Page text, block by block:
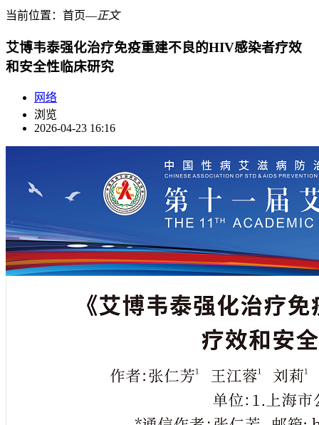
当前位置： 首页―正文
艾博韦泰强化治疗免疫重建不良的HIV感染者疗效
和安全性临床研究
网络
浏览
2026-04-23 16:16